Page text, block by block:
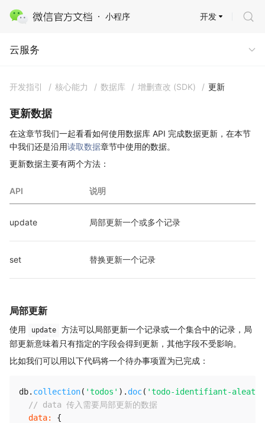
小程序
云服务
开发
云服务
开发指引 / 核心能力 / 数据库 / 增删查改 (SDK) / 更新
更新数据
在这章节我们一起看看如何使用数据库 API 完成数据更新，在本节
中我们还是沿用读取数据章节中使用的数据。
更新数据主要有两个方法：
API 说明
update 局部更新一个或多个记录
set 替换更新一个记录
局部更新
使用 update
方法可以局部更新一个记录或一个集合中的记录，局
部更新意味着只有指定的字段会得到更新，其他字段不受影响。
比如我们可以用以下代码将一个待办事项置为已完成：
db. collection( 'todos' ) . doc( 'todo-identifiant-
// data 传入需要局部更新的数据
data:
{